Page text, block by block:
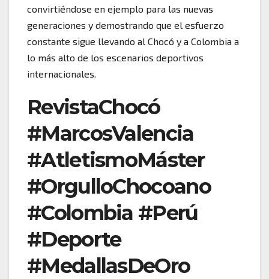
convirtiéndose en ejemplo para las nuevas
generaciones y demostrando que el esfuerzo
constante sigue llevando al Chocó y a Colombia a
lo más alto de los escenarios deportivos
internacionales.
RevistaChocó
#MarcosValencia
#AtletismoMáster
#OrgulloChocoano
#Colombia #Perú
#Deporte
#MedallasDeOro